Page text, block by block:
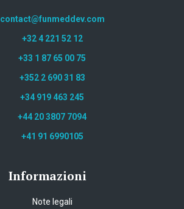
contact@funmeddev.com
+32 4 221 52 12
+33 1 87 65 00 75
+352 2 690 31 83
+34 919 463 245
+44 20 3807 7094
+41 91 6990105
Informazioni
Note legali